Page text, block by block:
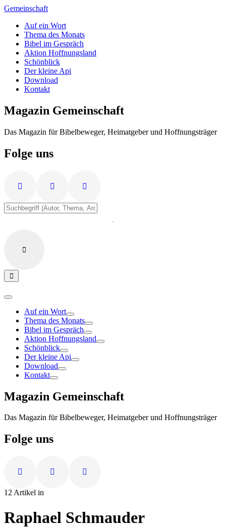
Zum
springen
Gemeinschaft
Auf ein Wort
Thema des Monats
Bibel im Gespräch
Aktion Hoffnungsland
Schönblick
Der kleine Api
Download
Kontakt
Magazin Gemeinschaft
Das Magazin für Bibelbeweger, Heimatgeber und Hoffnungsträger
Folge uns
Auf ein Wort
Thema des Monats
Bibel im Gespräch
Aktion Hoffnungsland
Schönblick
Der kleine Api
Download
Kontakt
Magazin Gemeinschaft
Das Magazin für Bibelbeweger, Heimatgeber und Hoffnungsträger
Folge uns
12 Artikel in
Raphael Schmauder